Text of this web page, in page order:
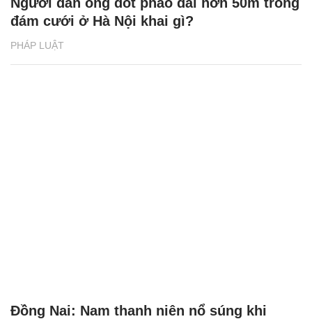
PHÁP LUẬT
đám cưới ở Hà Nội khai gì?
Đồng Nai: Nam thanh niên nổ súng khi